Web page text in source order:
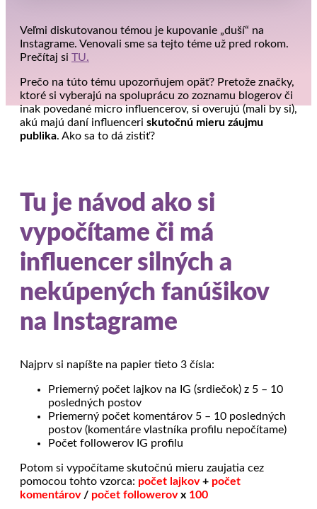
Veľmi diskutovanou témou je kupovanie „duší“ na
Instagrame. Venovali sme sa tejto téme už pred rokom.
Prečítaj si TU.
Prečo na túto tému upozorňujem opäť? Pretože značky,
ktoré si vyberajú na spoluprácu zo zoznamu blogerov či
inak povedané micro influencerov, si overujú (mali by si),
akú majú daní influenceri skutočnú mieru záujmu
publika. Ako sa to dá zistiť?
Tu je návod ako si
vypočítame či má
influencer silných a
nekúpených fanúšikov
na Instagrame
Najprv si napíšte na papier tieto 3 čísla:
Priemerný počet lajkov na IG (srdiečok) z 5 – 10
posledných postov
Priemerný počet komentárov 5 – 10 posledných
postov (komentáre vlastníka profilu nepočítame)
Počet followerov IG profilu
Potom si vypočítame skutočnú mieru zaujatia cez
pomocou tohto vzorca: počet lajkov+ počet
komentárov / počet followerovx 100